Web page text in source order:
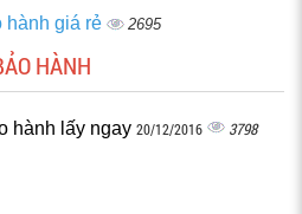
hành giá rẻ 2695
HÀNH
hành lấy ngay 20/12/2016 3798